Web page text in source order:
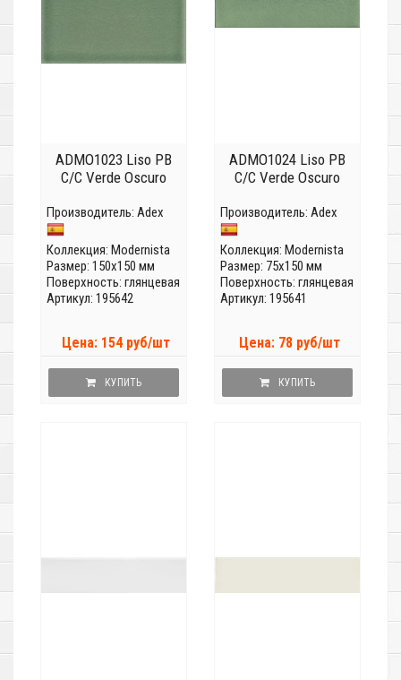
ADMO1023 Liso PB
C/C Verde Oscuro
Производитель: Adex
Коллекция: Modernista
Размер: 150x150 мм
Поверхность: глянцевая
Артикул: 195642
Цена: 154 руб/шт
КУПИТЬ
ADMO1024 Liso PB
C/C Verde Oscuro
Производитель: Adex
Коллекция: Modernista
Размер: 75x150 мм
Поверхность: глянцевая
Артикул: 195641
Цена: 78 руб/шт
КУПИТЬ